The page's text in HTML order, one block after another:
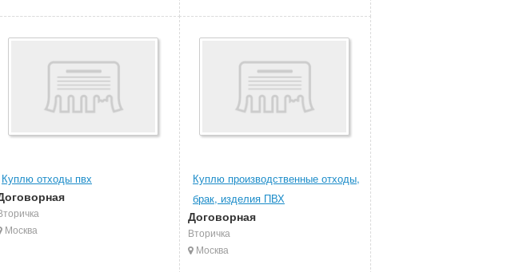
Куплю отходы пвх
Москва
Куплю производственные отходы,
брак, изделия ПВХ
Договорная
Вторичка
Москва